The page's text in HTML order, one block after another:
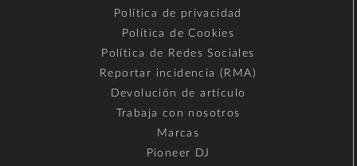
Política de privacidad
Política de Cookies
Política de Redes Sociales
Reportar incidencia (RMA)
Devolución de artículo
Trabaja con nosotros
Marcas
Pioneer DJ